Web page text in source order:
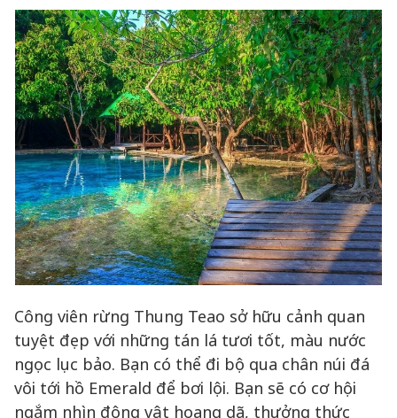
Công viên rừng Thung Teao sở hữu cảnh quan
tuyệt đẹp với những tán lá tươi tốt, màu nước
ngọc lục bảo. Bạn có thể đi bộ qua chân núi đá
vôi tới hồ Emerald để bơi lội. Bạn sẽ có cơ hội
ngắm nhìn động vật hoang dã, thưởng thức